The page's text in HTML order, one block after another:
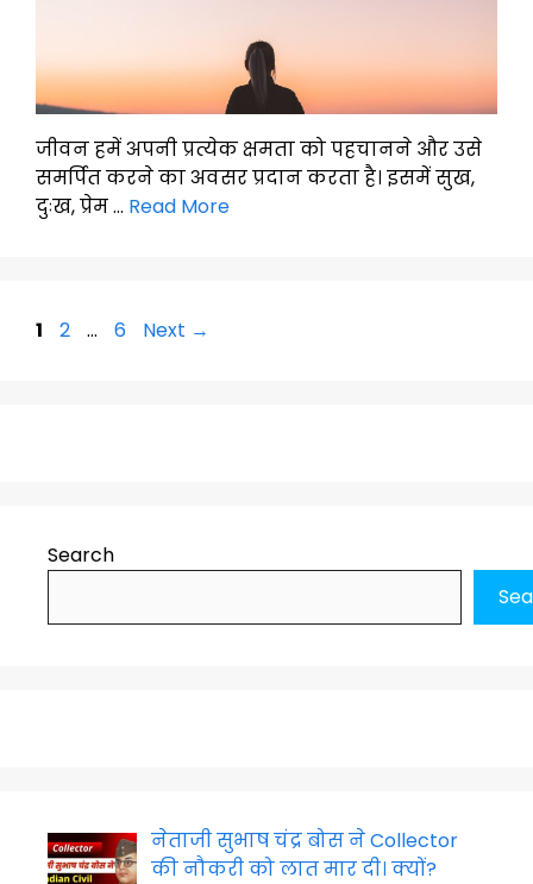
जीवन हमें अपनी प्रत्येक क्षमता को पहचानने और उसे
समर्पित करने का अवसर प्रदान करता है। इसमें सुख,
दुःख, प्रेम … Read More
Page
1 Page
2 … Page
6 Next →
Search
नेताजी सुभाष चंद्र बोस ने Collector
की नौकरी को लात मार दी। क्यों?